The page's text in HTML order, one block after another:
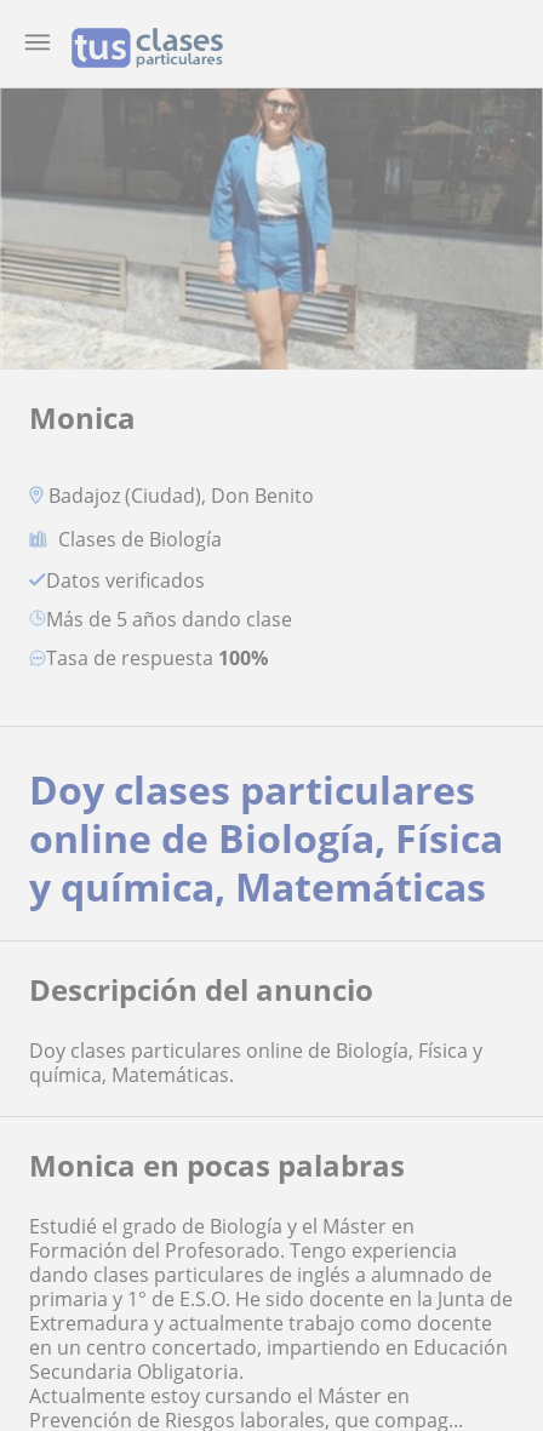
Monica
Badajoz (Ciudad), Don Benito
Clases de Biología
Datos verificados
más de 5 años dando clase
Tasa de respuesta 100%
Doy clases particulares
online de Biología, Física
y química, Matemáticas
Descripción del anuncio
Doy clases particulares online de Biología, Física y
química, Matemáticas.
Monica en pocas palabras
Estudié el grado de Biología y el Máster en
Formación del Profesorado. Tengo experiencia
dando clases particulares de inglés a alumnado de
primaria y 1° de E.S.O. He sido docente en la Junta de
Extremadura y actualmente trabajo como docente
en un centro concertado, impartiendo en Educación
Secundaria Obligatoria.
Actualmente estoy cursando el Máster en
Prevención de Riesgos laborales, que compag...